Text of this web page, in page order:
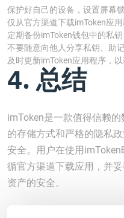
保护好自己的设备，设置屏幕
仅从官方渠道下载imToken应
定期备份imToken钱包中的私
不要随意向他人分享私钥、助
及时更新imToken应用程序，
4. 总结
imToken是一款值得信赖
的存储方式和严格的隐私
安全。用户在使用
循官方渠道下载应用，并
资产的安全。